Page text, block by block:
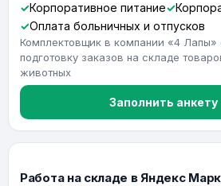
Корпоративное питание
Оплата больничных и отпусков
Комплектовщик в компании «4 Лапы»
подготовку заказов на складе
животных
Заполнить анкету
Работа на складе в Яндекс